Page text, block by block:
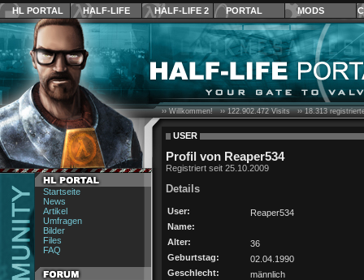
HL PORTAL HALF-LIFE HALF-LIFE 2 PORTAL MODS
Startseite
News
Artikel
Umfragen
Bilder
Files
FAQ
›› Willkommen! ››122.902.472Visits ››18.313
USER
Profil von Reaper534
Registriert seit 25.10.2009
Details
User:
Reaper534
Name:
Alter:
36
Geburtstag:
02.04.1990
Geschlecht:
männlich